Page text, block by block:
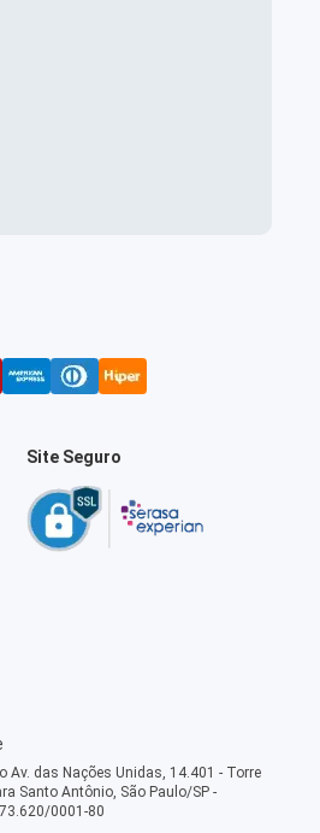
Site Seguro
Av. das Nações Unidas, 14.401 - Torre
Santo Antônio, São Paulo/SP -
0001-80